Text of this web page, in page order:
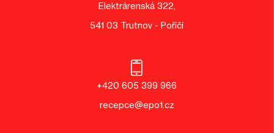
Elektrárenská 322,
541 03 Trutnov - Poříčí
+420 605 399 966
recepce@epo1.cz